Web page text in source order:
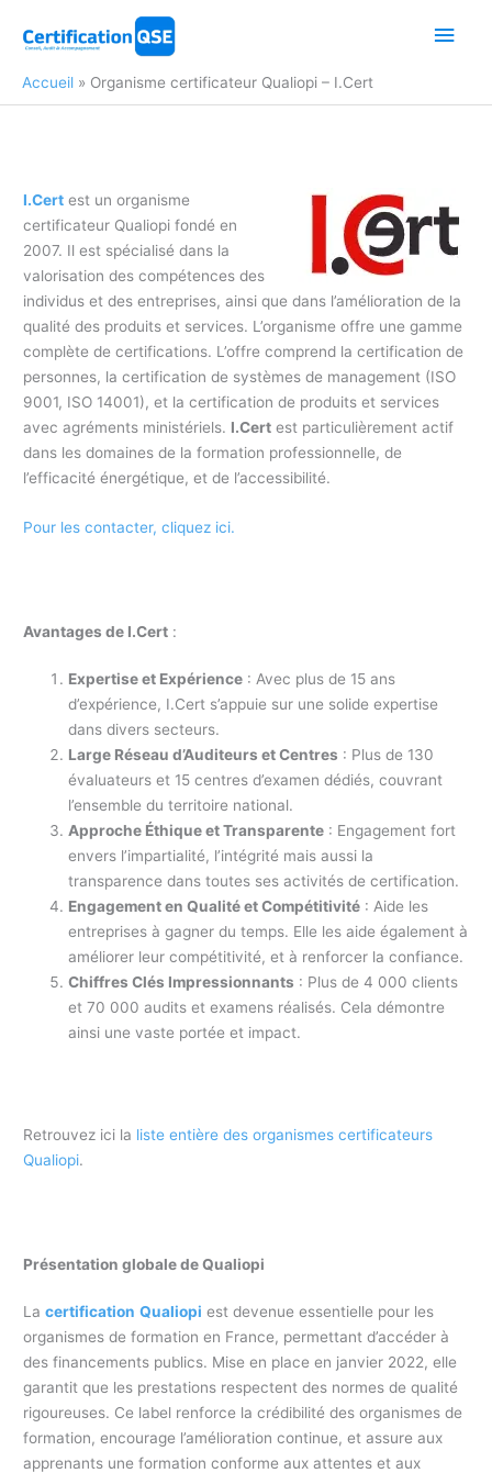
Accueil Organisme certificateur Qualiopi – I.Cert
I.Cert est un organisme
certificateur Qualiopi fondé en
2007. Il est spécialisé dans la
valorisation des compétences des
individus et des entreprises, ainsi que dans l’amélioration de la
qualité des produits et services. L’organisme offre une gamme
complète de certifications. L’offre comprend la certification de
personnes, la certification de systèmes de management (ISO
9001, ISO 14001), et la certification de produits et services
avec agréments ministériels. I.Cert est particulièrement actif
dans les domaines de la formation professionnelle, de
l’efficacité énergétique, et de l’accessibilité.
Pour les contacter, cliquez ici.
Avantages de I.Cert :
Expertise et Expérience : Avec plus de 15 ans
d’expérience, I.Cert s’appuie sur une solide expertise
dans divers secteurs.
Large Réseau d’Auditeurs et Centres : Plus de 130
évaluateurs et 15 centres d’examen dédiés, couvrant
l’ensemble du territoire national.
Approche Éthique et Transparente : Engagement fort
envers l’impartialité, l’intégrité mais aussi la
transparence dans toutes ses activités de certification.
Engagement en Qualité et Compétitivité : Aide les
entreprises à gagner du temps. Elle les aide également à
améliorer leur compétitivité, et à renforcer la confiance.
Chiffres Clés Impressionnants : Plus de 4 000 clients
et 70 000 audits et examens réalisés. Cela démontre
ainsi une vaste portée et impact.
Retrouvez ici la liste entière des organismes certificateurs
Qualiopi.
Présentation globale de Qualiopi
Lacertification Qualiopi est devenue essentielle pour les
organismes de formation en France, permettant d’accéder à
des financements publics. Mise en place en janvier 2022, elle
garantit que les prestations respectent des normes de qualité
rigoureuses. Ce label renforce la crédibilité des organismes de
formation, encourage l’amélioration continue, et assure aux
apprenants une formation conforme aux attentes et aux